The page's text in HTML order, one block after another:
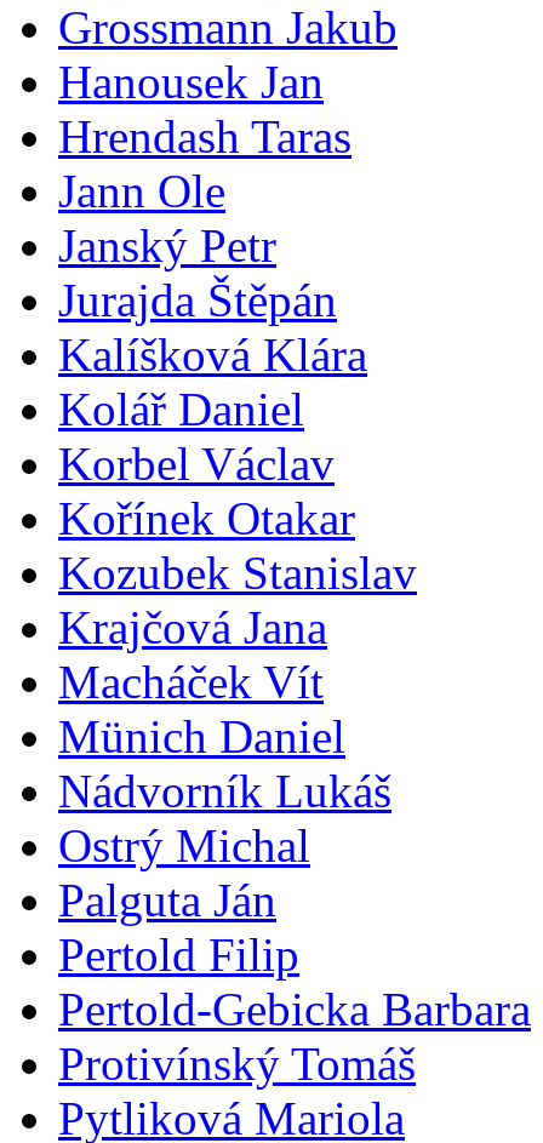
Grossmann Jakub
Hanousek Jan
Hrendash Taras
Jann Ole
Janský Petr
Jurajda Štěpán
Kalíšková Klára
Kolář Daniel
Korbel Václav
Kořínek Otakar
Kozubek Stanislav
Krajčová Jana
Macháček Vít
Münich Daniel
Nádvorník Lukáš
Ostrý Michal
Palguta Ján
Pertold Filip
Pertold-Gebicka Barbara
Protivínský Tomáš
Pytliková Mariola